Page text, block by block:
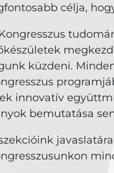
célja,
küzdeni.
innovatív
bemutatása